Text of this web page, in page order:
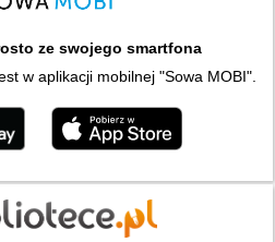
ze swojego smartfona
w aplikacji mobilnej "Sowa MOBI".